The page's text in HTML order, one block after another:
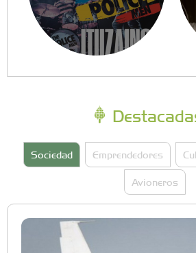
Sociedad Emprendedores
Avioneros